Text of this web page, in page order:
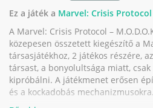
Ez a játék a Marvel: Crisis Protocol
A Marvel: Crisis Protocol –
közepesen összetett kiegészítő a
társasjátékhoz, 2 játékos részére,
társast, a bonyolultsága miatt,
kipróbálni. A játékmenet erősen
és a kockadobás